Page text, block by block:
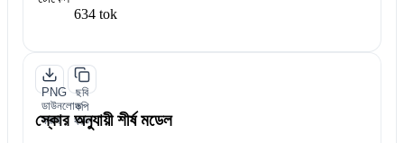
634 tok
PNG
ডাউনলোড
করুন
ছবি
কপি
করুন
স্কোর অনুযায়ী শীর্ষ মডেল